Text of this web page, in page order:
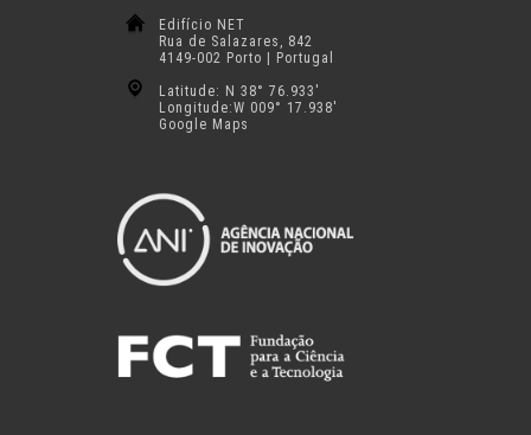
Edifício NET
Rua de Salazares, 842
4149-002 Porto | Portugal
Latitude: N 38° 76.933′
Longitude:W 009° 17.938′
Google Maps